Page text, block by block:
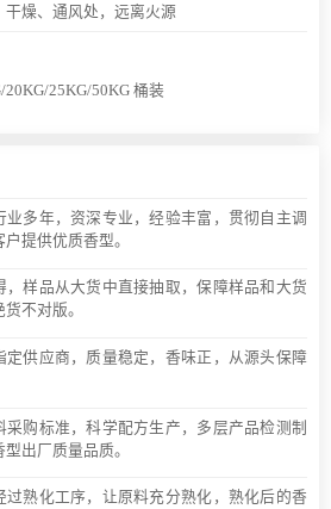
干燥、通风处，远离火源
20KG/25KG/50KG 桶装
业多年，资深专业，经验丰富，贯彻自主调
提供优质香型。
，样品从大货中直接抽取，保障样品和大货
不对版。
定供应商，质量稳定，香味正，从源头保障
采购标准，科学配方生产，多层产品检测制
出厂质量品质。
过熟化工序，让原料充分熟化，熟化后的香